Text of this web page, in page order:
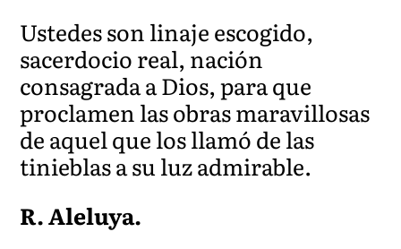
Ustedes son linaje escogido,
sacerdocio real, nación
consagrada a Dios, para que
proclamen las obras maravillosas
de aquel que los llamó de las
tinieblas a su luz admirable.
R. Aleluya.